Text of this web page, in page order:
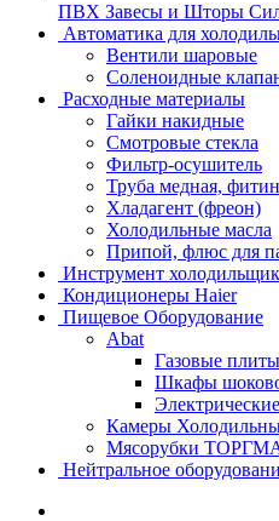
ПВХ Завесы и Шторы
Автоматика для
Вентили шаровые
Соленоидные
Расходные материалы
Гайки накидные
Смотровые стекла
Фильтр-осушитель
Труба медная,
Хладагент (фреон)
Холодильные масла
Припой, флюс для
Инструмент
Кондиционеры Haier
Пищевое Оборудование
Abat
Газовые плиты
Шкафы
Камеры
Мясорубки
Нейтральное